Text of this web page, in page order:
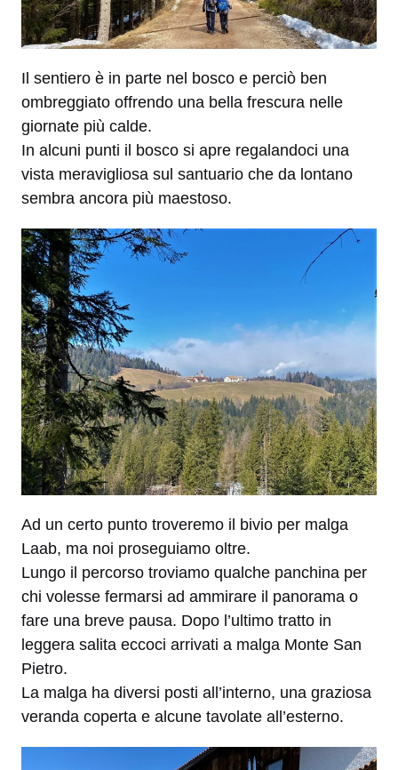
Il sentiero è in parte nel bosco e perciò ben
ombreggiato offrendo una bella frescura nelle
giornate più calde.
In alcuni punti il bosco si apre regalandoci una
vista meravigliosa sul santuario che da lontano
sembra ancora più maestoso.
Ad un certo punto troveremo il bivio per malga
Laab, ma noi proseguiamo oltre.
Lungo il percorso troviamo qualche panchina per
chi volesse fermarsi ad ammirare il panorama o
fare una breve pausa. Dopo l’ultimo tratto in
leggera salita eccoci arrivati a malga Monte San
Pietro.
La malga ha diversi posti all’interno, una graziosa
veranda coperta e alcune tavolate all’esterno.